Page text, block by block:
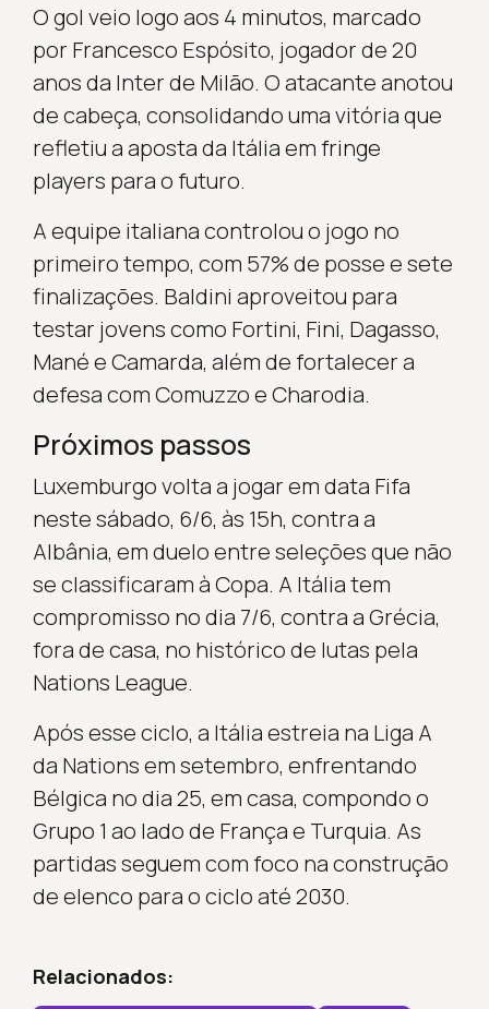
O gol veio logo aos 4 minutos, marcado
por Francesco Espósito, jogador de 20
anos da Inter de Milão. O atacante anotou
de cabeça, consolidando uma vitória que
refletiu a aposta da Itália em fringe
players para o futuro.
A equipe italiana controlou o jogo no
primeiro tempo, com 57% de posse e sete
finalizações. Baldini aproveitou para
testar jovens como Fortini, Fini, Dagasso,
Mané e Camarda, além de fortalecer a
defesa com Comuzzo e Charodia.
Próximos passos
Luxemburgo volta a jogar em data Fifa
neste sábado, 6/6, às 15h, contra a
Albânia, em duelo entre seleções que não
se classificaram à Copa. A Itália tem
compromisso no dia 7/6, contra a Grécia,
fora de casa, no histórico de lutas pela
Nations League.
Após esse ciclo, a Itália estreia na Liga A
da Nations em setembro, enfrentando
Bélgica no dia 25, em casa, compondo o
Grupo 1 ao lado de França e Turquia. As
partidas seguem com foco na construção
de elenco para o ciclo até 2030.
Relacionados: